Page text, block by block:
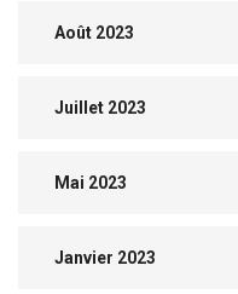
Août 2023
Juillet 2023
Mai 2023
Janvier 2023